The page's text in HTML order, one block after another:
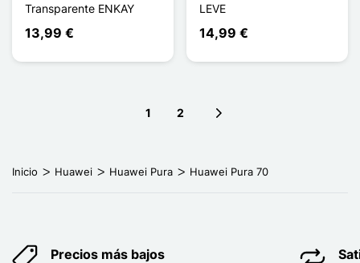
Transparente ENKAY
13,99 €
LEVE
14,99 €
1 2
Inicio Huawei Huawei Pura Huawei Pura 70
Precios más bajos